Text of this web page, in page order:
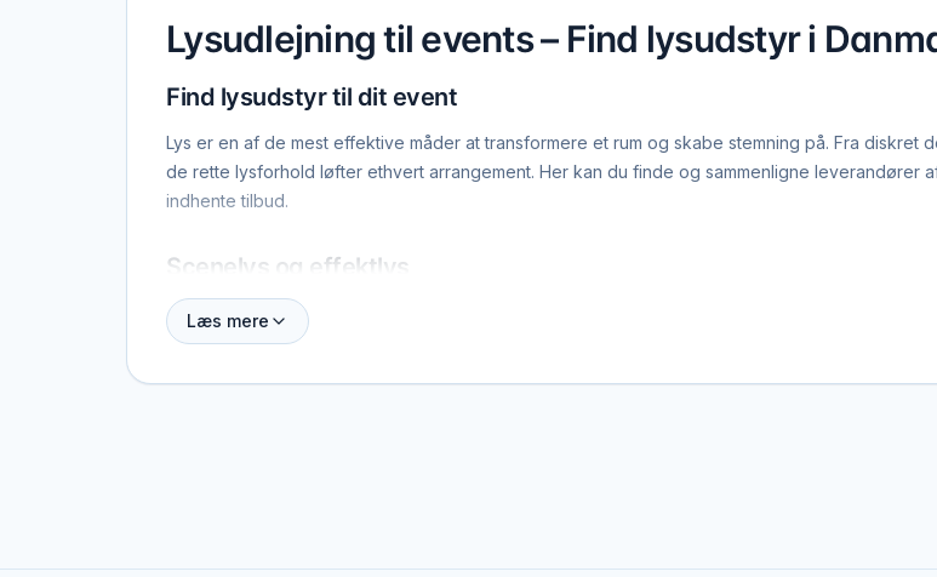
Lysudlejning til events – Find lysudstyr i
Find lysudstyr til dit event
Lys er en af de mest effektive måder at transformere et rum og skabe stemning på. Fra
de rette lysforhold løfter ethvert arrangement. Her kan du finde og sammenligne leverandører
indhente tilbud.
Scenelys og effektlys
Til events med scene, band, DJ eller shows er professionelt scenelys afgørende. Moving
at matche musikken og skabe dynamiske visuelle oplevelser. En lystekniker på stedet sikrer, at
Læs mere